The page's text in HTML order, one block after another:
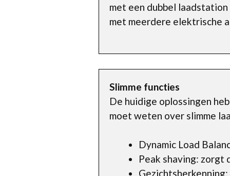
met een dubbel
met meerdere elektrische
Slimme functies
De huidige oplossingen
moet weten over slimme
Dynamic Load
Peak shaving: zorgt